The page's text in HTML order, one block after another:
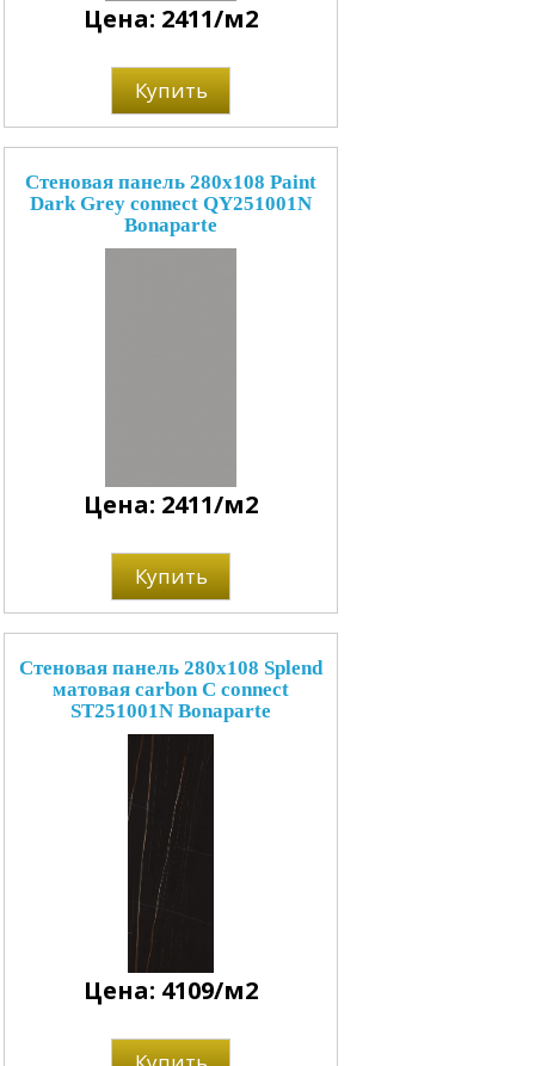
Цена: 2411/м2
Купить
Стеновая панель 280x108 Paint
Dark Grey connect QY251001N
Bonaparte
Цена: 2411/м2
Купить
Стеновая панель 280x108 Splend
матовая carbon C connect
ST251001N Bonaparte
Цена: 4109/м2